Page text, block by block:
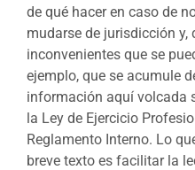
de qué hacer en caso de
mudarse de jurisdicción y,
inconvenientes que se
ejemplo, que se acumule
información aquí volcada
la Ley de Ejercicio
Reglamento Interno. Lo
breve texto es facilitar la